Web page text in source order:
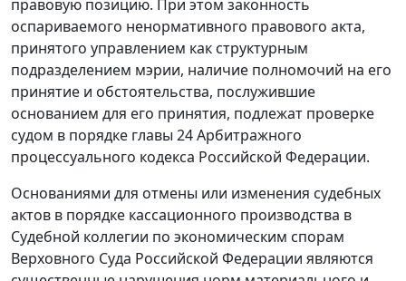
правовую позицию. При этом законность
оспариваемого ненормативного правового акта,
принятого управлением как структурным
подразделением мэрии, наличие полномочий на его
принятие и обстоятельства, послужившие
основанием для его принятия, подлежат проверке
судом в порядке главы 24 Арбитражного
процессуального кодекса Российской Федерации.
Основаниями для отмены или изменения судебных
актов в порядке кассационного производства в
Судебной коллегии по экономическим спорам
Верховного Суда Российской Федерации являются